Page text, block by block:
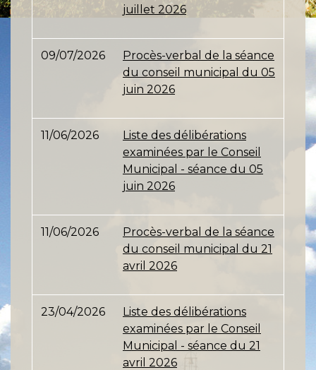
juillet 2026
09/07/2026
Procès-verbal de la séance
du conseil municipal du 05
juin 2026
11/06/2026
Liste des délibérations
examinées par le Conseil
Municipal - séance du 05
juin 2026
11/06/2026
Procès-verbal de la séance
du conseil municipal du 21
avril 2026
23/04/2026
Liste des délibérations
examinées par le Conseil
Municipal - séance du 21
avril 2026